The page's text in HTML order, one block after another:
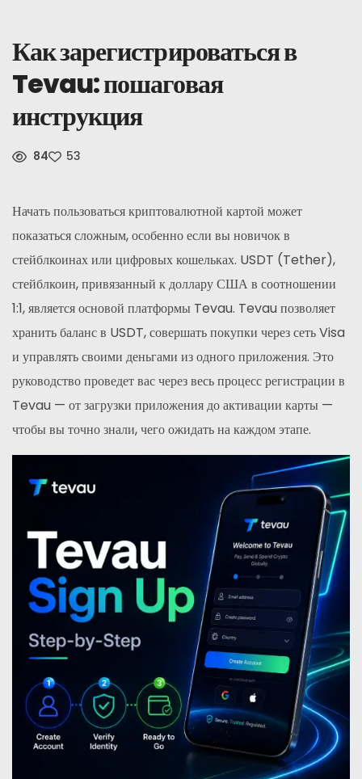
Зарегистрироваться
Русский
Как зарегистрироваться в
Tevau: пошаговая
инструкция
84 53
Начать пользоваться криптовалютной картой может
показаться сложным, особенно если вы новичок в
стейблкоинах или цифровых кошельках. USDT (Tether),
стейблкоин, привязанный к доллару США в соотношении
1:1, является основой платформы Tevau. Tevau позволяет
хранить баланс в USDT, совершать покупки через сеть Visa
и управлять своими деньгами из одного приложения. Это
руководство проведет вас через весь процесс регистрации в
Tevau — от загрузки приложения до активации карты —
чтобы вы точно знали, чего ожидать на каждом этапе.